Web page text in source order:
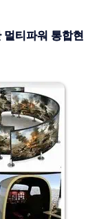
멀티파워 통합현